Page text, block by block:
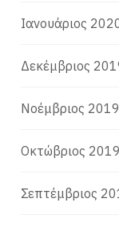
Ιανουάριος
Δεκέμβριος
Νοέμβριος 2019
Οκτώβριος 2019
Σεπτέμβριος